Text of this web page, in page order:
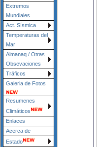
Extremos
Mundiales
Act. Sísmica
Temperaturas del
Mar
Almanaq / Otras
Obsevaciones
Tráficos
Galeria de Fotos
Resumenes
Climáticos
Enlaces
Acerca de
Estado